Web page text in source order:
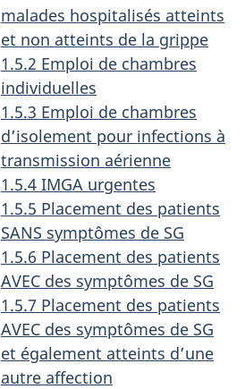
malades hospitalisés atteints
et non atteints de la grippe
1.5.2 Emploi de chambres
individuelles
1.5.3 Emploi de chambres
d’isolement pour infections à
transmission aérienne
1.5.4 IMGA urgentes
1.5.5 Placement des patients
SANS symptômes de SG
1.5.6 Placement des patients
AVEC des symptômes de SG
1.5.7 Placement des patients
AVEC des symptômes de SG
et également atteints d’une
autre affection